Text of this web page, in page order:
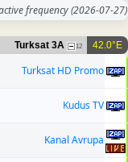
frequency(2026-07-27)
42.0°E
Turksat 3A 12
Turksat HD Promo
Kudus TV
Kanal Avrupa